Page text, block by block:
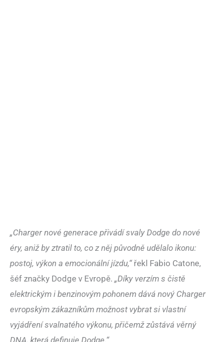
„Charger nové generace přivádí svaly Dodge do nové
éry, aniž by ztratil to, co z něj původně udělalo ikonu:
postoj, výkon a emocionální jízdu,“řekl Fabio Catone,
šéf značky Dodge v Evropě. „Díky verzím s čistě
elektrickým i benzinovým pohonem dává nový Charger
evropským zákazníkům možnost vybrat si vlastní
vyjádření svalnatého výkonu, přičemž zůstává věrný